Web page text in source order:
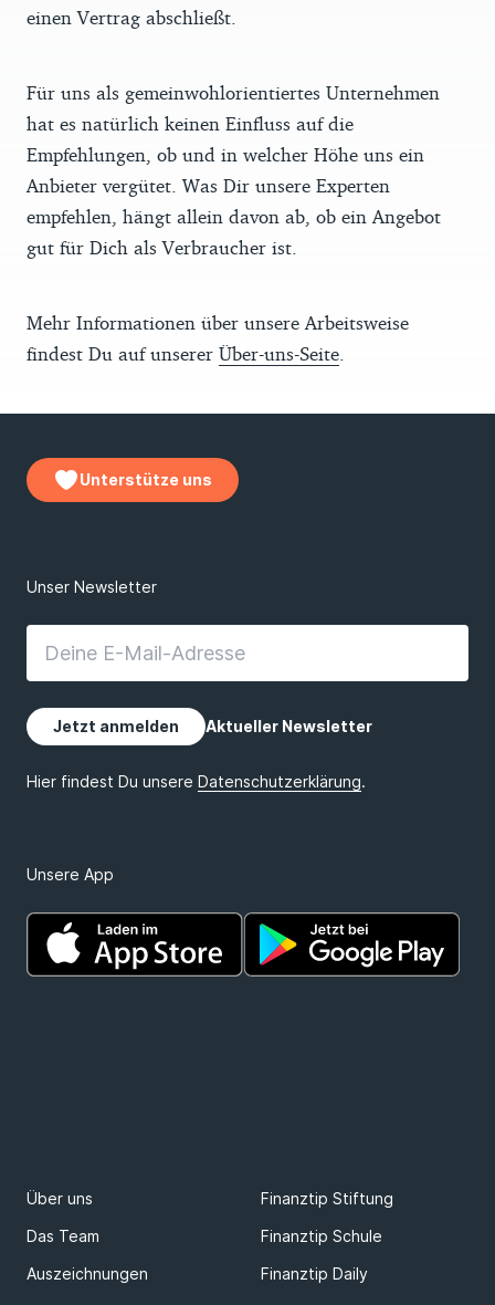
einen Vertrag abschließt.
Für uns als gemeinwohlorientiertes Unternehmen
hat es natürlich keinen Einfluss auf die
Empfehlungen, ob und in welcher Höhe uns ein
Anbieter vergütet. Was Dir unsere Experten
empfehlen, hängt allein davon ab, ob ein Angebot
gut für Dich als Verbraucher ist.
Mehr Informationen über unsere Arbeitsweise
findest Du auf unserer Über-uns-Seite
Unterstütze uns
Unsere App
Über uns
Finanztip Stiftung
Das Team
Finanztip Schule
Auszeichnungen
Finanztip Daily